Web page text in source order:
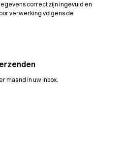
correct zijn ingevuld en
verwerking volgens de
maand in uw inbox.